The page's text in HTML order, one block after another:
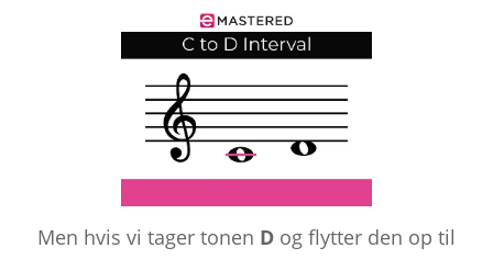
Men hvis vi tager tonen Dog flytter den op til